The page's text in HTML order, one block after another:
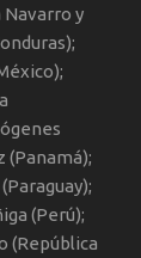
y
(Panamá);
(Perú);
(República